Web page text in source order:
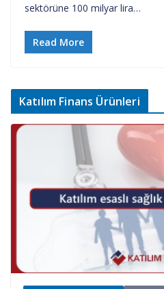
sektörüne 100 milyar lira…
Read More
Katılım Finans Ürünleri